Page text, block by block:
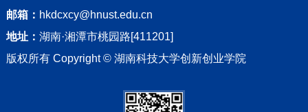
邮箱： hkdcxcy@hnust.edu.cn
地址： 湖南·湘潭市桃园路[411201]
版权所有 Copyright © 湖南科技大学创新创业学院